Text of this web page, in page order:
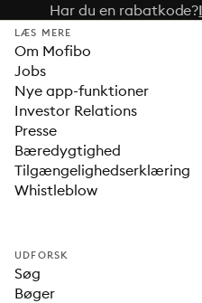
Har du en rabatkode?
LÆS MERE
Om Mofibo
Jobs
Nye app-funktioner
Investor Relations
Presse
Bæredygtighed
Tilgængelighedserklæring
Whistleblow
UDFORSK
Søg
Bøger